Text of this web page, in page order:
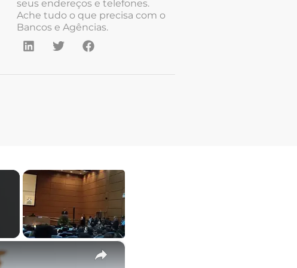
seus endereços e telefones.
Ache tudo o que precisa com o
Bancos e Agências.
×